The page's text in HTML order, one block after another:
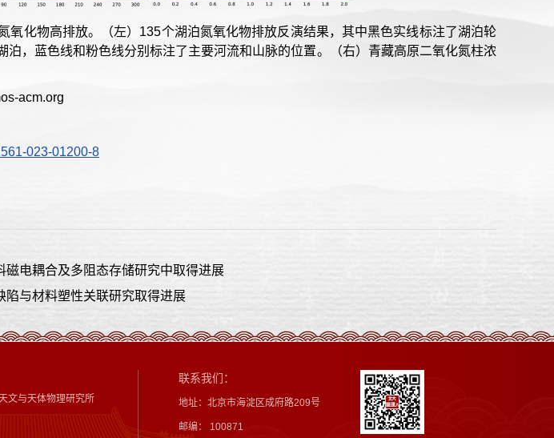
氧化物高排放。（左）135个湖泊氮氧化物排放反演结果，其中黑色实线标注了湖泊轮
泊，蓝色线和粉色线分别标注了主要河流和山脉的位置。（右）青藏高原二氧化氮柱浓
acm.org
023-01200-8
磁电耦合及多阻态存储研究中取得进展
陷与材料塑性关联研究取得进展
文与天体物理研究所
联系我们：
地址：北京市海淀区成府路209号
邮编： 100871